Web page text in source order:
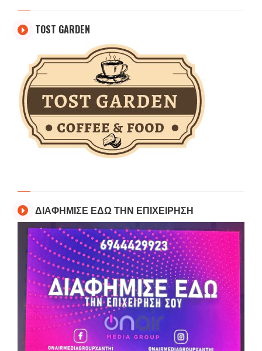
TOST GARDEN
ΔΙΑΦΗΜΙΣΕ ΕΔΩ ΤΗΝ ΕΠΙΧΕΙΡΗΣΗ